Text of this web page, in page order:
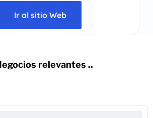
Ir al sitio Web
relevantes ..